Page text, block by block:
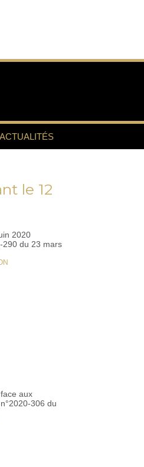
ACTUALITÉS
le 12
2020
290 du 23 mars
aux
306 du